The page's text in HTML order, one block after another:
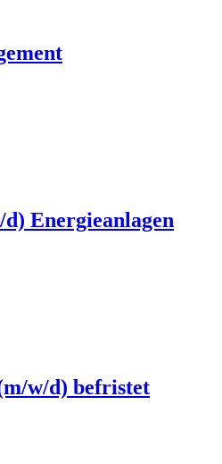
Energieanlagen
w/d) befristet